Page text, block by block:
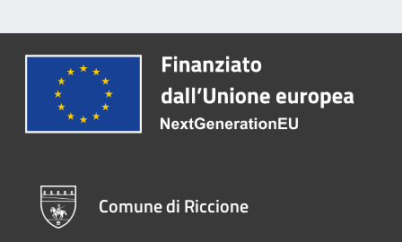
Comune di Riccione